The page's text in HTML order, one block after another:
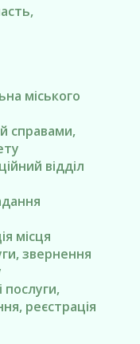
,
міського
справами,
відділ
місця
звернення
послуги,
реєстрація